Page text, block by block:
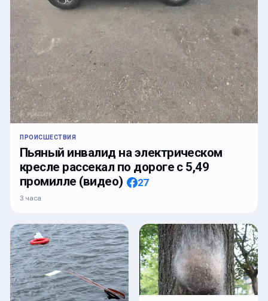
ПРОИСШЕСТВИЯ
Пьяный инвалид на электрическом
кресле рассекал по дороге с 5,49
промилле (видео)
27
3 часа